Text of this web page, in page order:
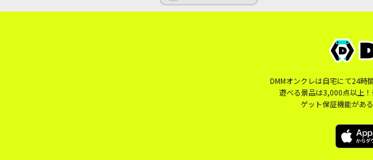
DMMオンクレは自宅にて24時
遊べる景品は3,000点以上
ゲット保証機能があ